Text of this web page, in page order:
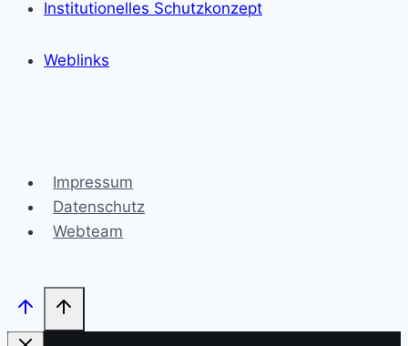
Institutionelles Schutzkonzept
Weblinks
Impressum
Datenschutz
Webteam